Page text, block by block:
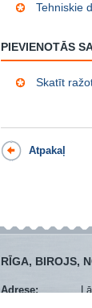
Tehniskie
PIEVIENOTĀS
Skatīt
Atpakaļ
RĪGA, BIROJS,
Adrese: